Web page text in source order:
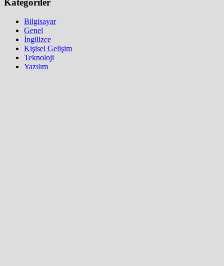
Bilgisayar
Genel
İngilizce
Kişisel Gelişim
Teknoloji
Yazılım